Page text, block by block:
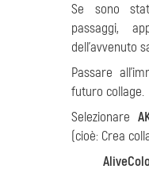
Se sono
passaggi,
dell’avvenuto
Passare
futuro collage.
Selezionare
(cioè: Crea